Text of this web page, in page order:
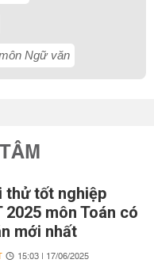
Ngữ văn
thử tốt nghiệp
2025 môn Toán có
mới nhất
15:03 | 17/06/2025